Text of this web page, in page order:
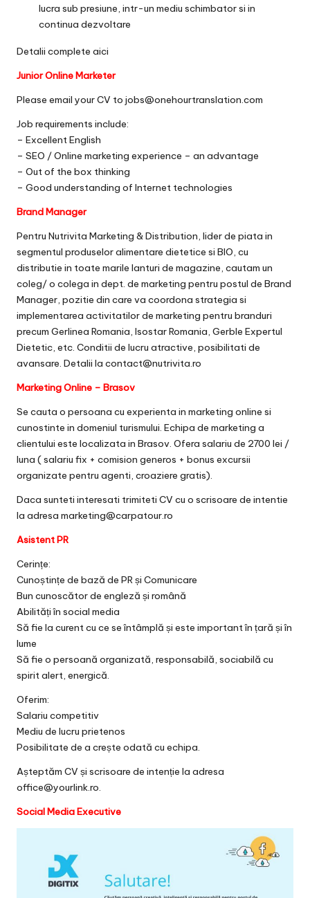
lucra sub presiune, intr-un mediu schimbator si in
continua dezvoltare
Detalii complete aici
Junior Online Marketer
Please email your CV to jobs@onehourtranslation.com
Job requirements include:
– Excellent English
– SEO / Online marketing experience – an advantage
– Out of the box thinking
– Good understanding of Internet technologies
Brand Manager
Pentru Nutrivita Marketing & Distribution, lider de piata in
segmentul produselor alimentare dietetice si BIO, cu
distributie in toate marile lanturi de magazine, cautam un
coleg/ o colega in dept. de marketing pentru postul de Brand
Manager, pozitie din care va coordona strategia si
implementarea activitatilor de marketing pentru branduri
precum Gerlinea Romania, Isostar Romania, Gerble Expertul
Dietetic, etc. Conditii de lucru atractive, posibilitati de
avansare. Detalii la contact@nutrivita.ro
Marketing Online – Brasov
Se cauta o persoana cu experienta in marketing online si
cunostinte in domeniul turismului. Echipa de marketing a
clientului este localizata in Brasov. Ofera salariu de 2700 lei /
luna ( salariu fix + comision generos + bonus excursii
organizate pentru agenti, croaziere gratis).
Daca sunteti interesati trimiteti CV cu o scrisoare de intentie
la adresa marketing@carpatour.ro
Asistent PR
Cerințe:
Cunoștințe de bază de PR și Comunicare
Bun cunoscător de engleză și română
Abilități în social media
Să fie la curent cu ce se întâmplă și este important în țară și în
lume
Să fie o persoană organizată, responsabilă, sociabilă cu
spirit alert, energică.
Oferim:
Salariu competitiv
Mediu de lucru prietenos
Posibilitate de a crește odată cu echipa.
Așteptăm CV și scrisoare de intenție la adresa
office@yourlink.ro.
Social Media Executive